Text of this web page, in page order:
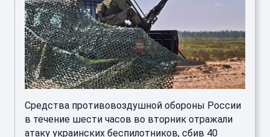
Средства противовоздушной обороны России
в течение шести часов во вторник отражали
атаку украинских беспилотников, сбив 40